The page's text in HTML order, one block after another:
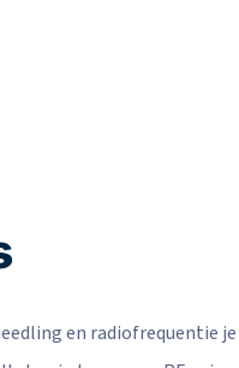
en radiofrequentie